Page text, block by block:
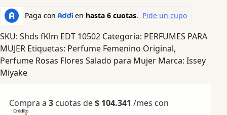
SKU: Shds fKlm EDT 10502 Categoría: PERFUMES PARA
MUJER Etiquetas: Perfume Femenino Original,
Perfume Rosas Flores Salado para Mujer Marca: Issey
Miyake
Compra a 3 cuotas de$ 104.341 /mes con